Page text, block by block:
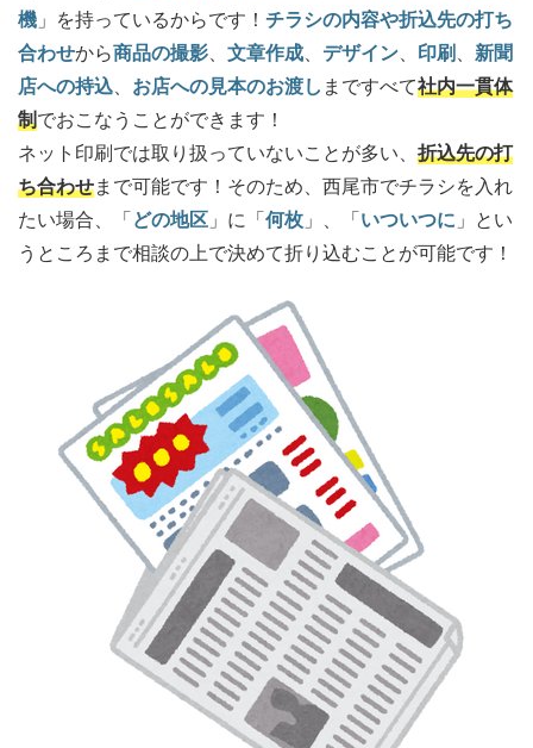
機 」を持っているからです！ チラシの内容や折込先の打ち
合わせから商品の撮影、 文章作成、 デザイン、 印刷 、 新聞
店への持込、 お店への見本のお渡し まですべて社内一貫体
制でおこなうことができます！
ネット印刷では取り扱っていないことが多い、 折込先の打
ち合わせまで可能です！そのため、西尾市でチラシを入れ
たい場合、「どの地区 」に「何枚 」、「いついつに 」とい
うところまで相談の上で決めて折り込むことが可能です！